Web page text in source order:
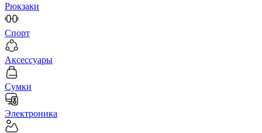
Рюкзаки
Спорт
Аксессуары
Сумки
Электроника